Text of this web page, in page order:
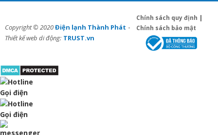
Copyright © 2020Điện lạnh Thành Phát -
Thiết kế web di động: TRUST.vn
Chính sách quy định |
Chính sách bảo mật
Gọi điện
Gọi điện